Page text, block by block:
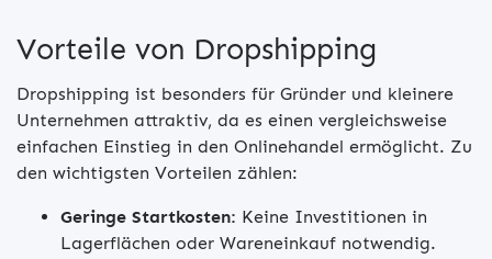
Vorteile von Dropshipping
Dropshipping ist besonders für Gründer und kleinere
Unternehmen attraktiv, da es einen vergleichsweise
einfachen Einstieg in den Onlinehandel ermöglicht. Zu
den wichtigsten Vorteilen zählen:
Geringe Startkosten: Keine Investitionen in
Lagerflächen oder Wareneinkauf notwendig.